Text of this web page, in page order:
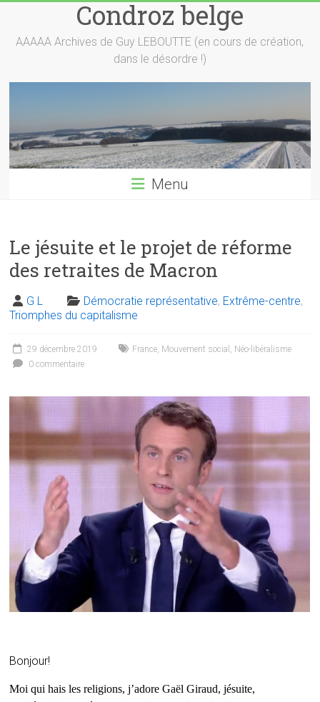
content
Condroz belge
AAAAA Archives de Guy LEBOUTTE (en cours de création,
dans le désordre !)
Menu
Le jésuite et le projet de réforme
des retraites de Macron
G L Démocratie représentative, Extrême-centre,
Triomphes du capitalisme
29 décembre 2019 France, Mouvement social , Néo-libéralisme
0 commentaire
Bonjour!
Moi qui hais les religions, j’adore Gaël Giraud, jésuite,